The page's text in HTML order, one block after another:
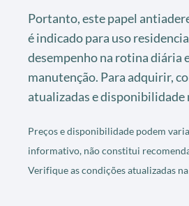
Portanto, este papel
é indicado para uso
desempenho na rotina diária
manutenção. Para adquirir,
atualizadas e disponibilidade
Preços e disponibilidade podem
informativo, não constitui
Verifique as condições atualizadas